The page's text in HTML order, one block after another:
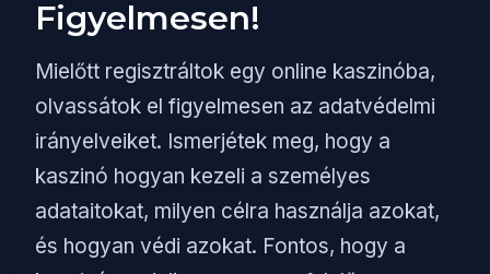
Figyelmesen!
Mielőtt regisztráltok egy online kaszinóba,
olvassátok el figyelmesen az adatvédelmi
irányelveiket. Ismerjétek meg, hogy a
kaszinó hogyan kezeli a személyes
adataitokat, milyen célra használja azokat,
és hogyan védi azokat. Fontos, hogy a